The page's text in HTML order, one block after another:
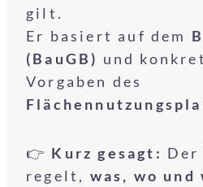
gilt.
Er basiert auf dem
(BauGB) und
Vorgaben des
👉 Kurz gesagt: Der
regelt, was, wo und